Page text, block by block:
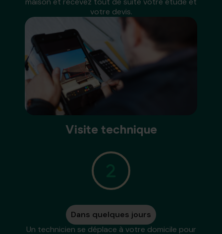
votre devis.
Visite technique
Dans quelques jours
Un technicien se déplace à votre domicile pour